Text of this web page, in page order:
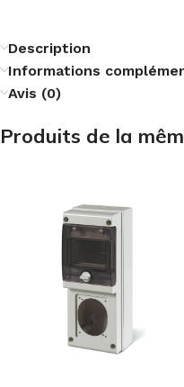
Description
Informations
Avis (0)
Produits de la